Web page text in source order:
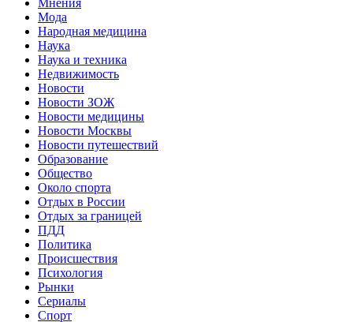
Мода
Народная медицина
Наука
Наука и техника
Недвижимость
Новости
Новости ЗОЖ
Новости медицины
Новости Москвы
Новости путешествий
Образование
Общество
Около спорта
Отдых в России
Отдых за границей
ПДД
Политика
Происшествия
Психология
Рынки
Сериалы
Спорт